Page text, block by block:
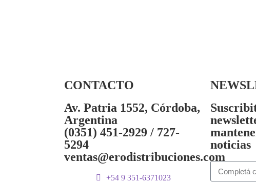
CONTACTO
Av. Patria 1552, Córdoba,
Argentina
(0351) 451-2929 / 727-
5294
ventas@erodistribuciones.com
+54 9 351-6371023
noticias